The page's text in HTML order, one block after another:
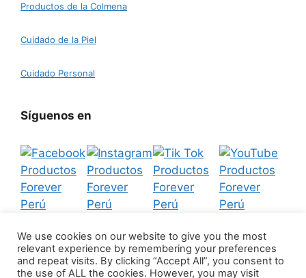
Productos de la Colmena
Cuidado de la Piel
Cuidado Personal
Síguenos en
Aviso Legal|Política de Privacidad| Política de
Cookies|Política de Devoluciones
We use cookies on our website to give you the most
relevant experience by remembering your preferences
and repeat visits. By clicking “Accept All”, you consent to
the use of ALL the cookies. However, you may visit